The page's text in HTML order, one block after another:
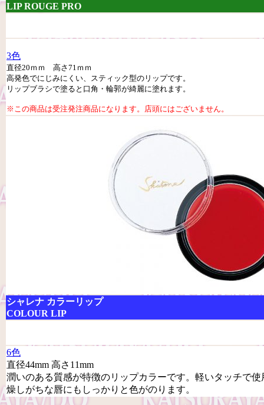
LIP ROUGE PRO
3色
直径20ｍｍ 高さ71ｍｍ
高発色でにじみにくい、スティック型のリップです。
リップブラシで塗ると口角・輪郭が綺麗に塗れます。
※この商品は受注発注商品になります。店頭にはございません。
シャレナ カラーリップ
COLOUR LIP
6色
直径44mm 高さ11mm
潤いのある質感が特徴のリップカラーです。軽いタッチで
燥しがちな唇にもしっかりと色がのります。